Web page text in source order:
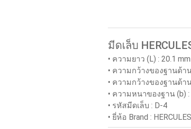
มีดเล็บ
• ความยาว (L) : 20.1 mm
• ความกว้างของฐานด้า
• ความกว้างของฐานด้า
• ความหนาของฐาน (b) :
• รหัสมีดเล็บ : D-4
• ยี่ห้อ Brand : HERCULES